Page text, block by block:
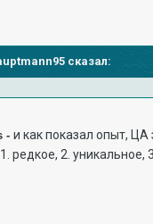
сказал:
-и как показал опыт,
редкое, 2.